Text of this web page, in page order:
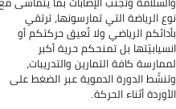
الرياضة التي تمارسونها، ترتقي
الرياضي ولا تُعيق حركتكم أو
بل تمنحكم حرية أكبر
كافة التمارين والتدريبات،
الدورة الدموية عبر الضغط على
أثناء الحركة.